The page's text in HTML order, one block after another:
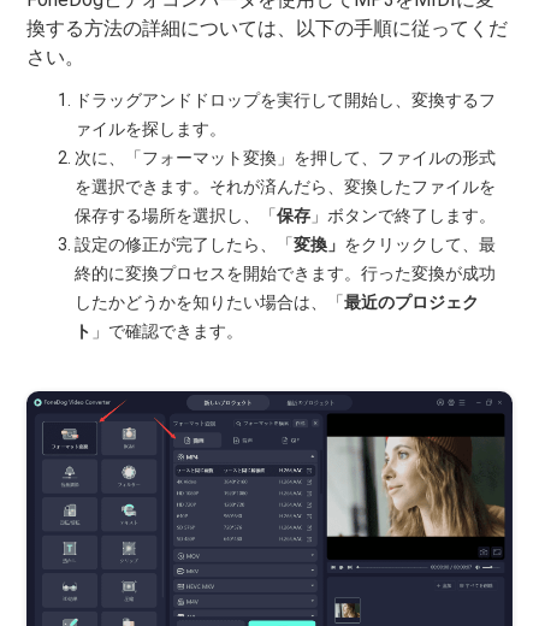
換する方法の詳細については、以下の手順に従ってくだ
さい。
ドラッグアンドドロップを実行して開始し、変換するフ
ァイルを探します。
次に、「フォーマット変換」を押して、ファイルの形式
を選択できます。それが済んだら、変換したファイルを
保存する場所を選択し、「保存 」ボタンで終了します。
設定の修正が完了したら、「変換」 をクリックして、最
終的に変換プロセスを開始できます。行った変換が成功
したかどうかを知りたい場合は、「最近のプロジェク
ト 」で確認できます。